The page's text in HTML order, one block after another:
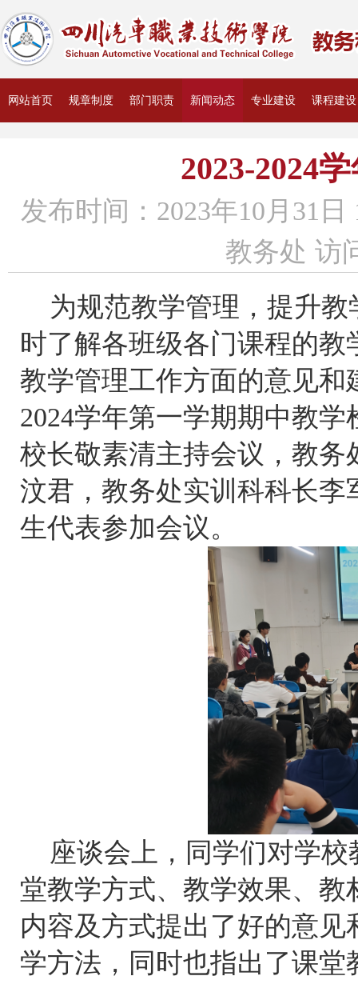
网站首页 规章制度 部门职责 新闻动态 专业建设 课程建设
2023-2024
发布时间：2023年10月31日
教务处 访
为规范教学管理，提升
时了解各班级各门课程的
教学管理工作方面的意见和
2024学年第一学期期中教
校长敬素清主持会议，教
汶君，教务处实训科科长
生代表参加会议。
座谈会上，同学们对学
堂教学方式、教学效果、
内容及方式提出了好的意
学方法，同时也指出了课